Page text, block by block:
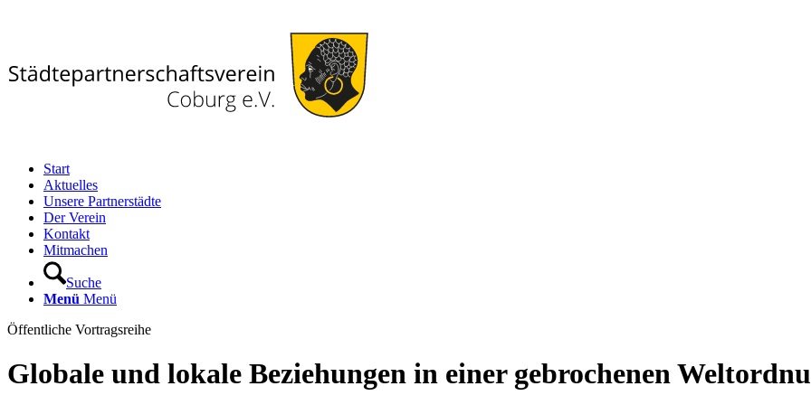
Start
Aktuelles
Unsere Partnerstädte
Der Verein
Kontakt
Mitmachen
Suche
Menü Menü
Öffentliche Vortragsreihe
Globale und lokale Beziehungen in einer gebrochenen